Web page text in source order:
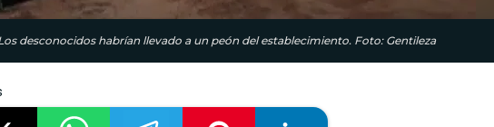
desconocidos habrían llevado a un peón del establecimiento. Foto: Gentileza